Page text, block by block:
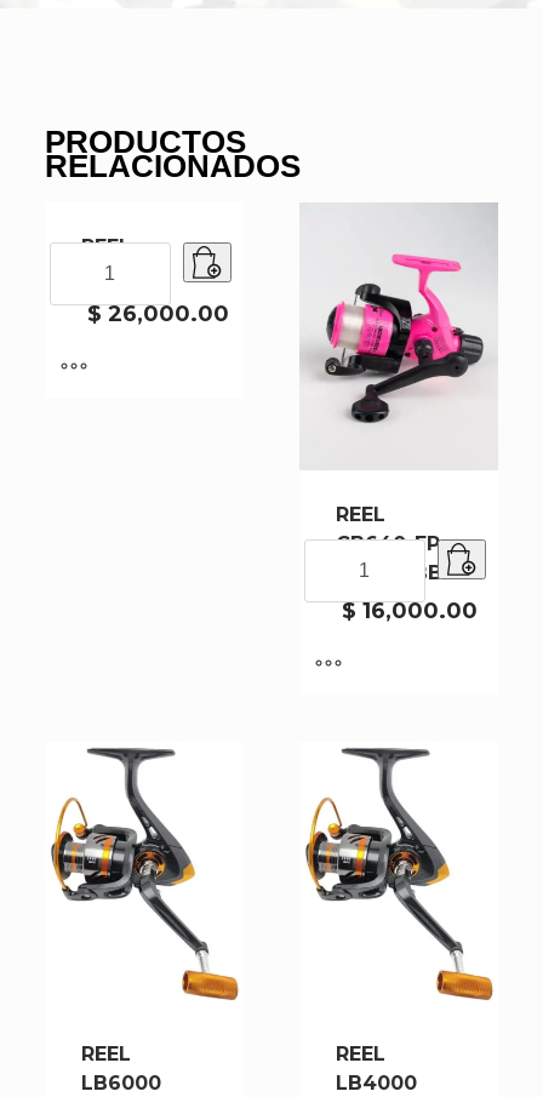
PRODUCTOS
RELACIONADOS
REEL
5000FD
$26,000.00
5000FD
cantidad
REEL
CB640-FP
ROSA 6BB
$16,000.00
CB640-
FP
6BB
REEL
LB6000
REEL
LB4000